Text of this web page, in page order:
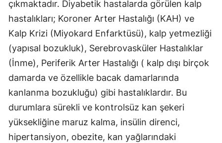
çıkmaktadır. Diyabetik hastalarda görülen kalp
hastalıkları; Koroner Arter Hastalığı (KAH) ve
Kalp Krizi (Miyokard Enfarktüsü), kalp yetmezliği
(yapısal bozukluk), Serebrovasküler Hastalıklar
(İnme), Periferik Arter Hastalığı ( kalp dışı birçok
damarda ve özellikle bacak damarlarında
kanlanma bozukluğu) gibi hastalıklardır. Bu
durumlara sürekli ve kontrolsüz kan şekeri
yüksekliğine maruz kalma, insülin direnci,
hipertansiyon, obezite, kan yağlarındaki